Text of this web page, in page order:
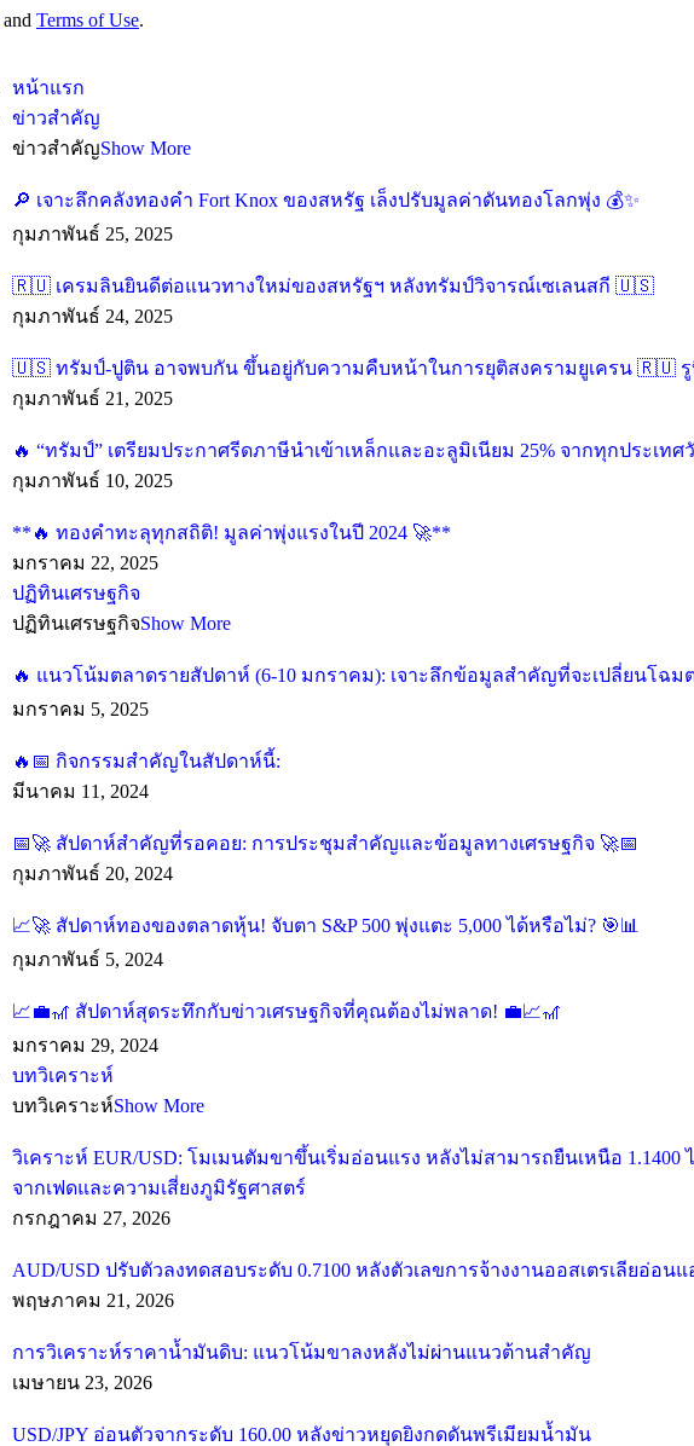
and Terms of Use.
หน้าแรก
ข่าวสำคัญ
ข่าวสำคัญShow More
🔎 เจาะลึกคลังทองคำ Fort Knox ของสหรัฐ เล็งปรับมูลค่าดันทองโลกพุ่ง 💰✨
กุมภาพันธ์ 25, 2025
🇷🇺 เครมลินยินดีต่อแนวทางใหม่ของสหรัฐฯ หลังทรัมป์วิจารณ์เซเลนสกี 🇺🇸
กุมภาพันธ์ 24, 2025
🇺🇸 ทรัมป์-ปูติน อาจพบกัน ขึ้นอยู่กับความคืบหน้าในการยุติสงครามยูเครน 🇷🇺 รู
กุมภาพันธ์ 21, 2025
🔥 “ทรัมป์” เตรียมประกาศรีดภาษีนำเข้าเหล็กและอะลูมิเนียม 25% จากทุกประเท
กุมภาพันธ์ 10, 2025
**🔥 ทองคำทะลุทุกสถิติ! มูลค่าพุ่งแรงในปี 2024 🚀**
มกราคม 22, 2025
ปฏิทินเศรษฐกิจ
ปฏิทินเศรษฐกิจShow More
🔥 แนวโน้มตลาดรายสัปดาห์ (6-10 มกราคม): เจาะลึกข้อมูลสำคัญที่จะเปลี่ยนโฉม
มกราคม 5, 2025
🔥📅 กิจกรรมสำคัญในสัปดาห์นี้:
มีนาคม 11, 2024
📅🚀 สัปดาห์สำคัญที่รอคอย: การประชุมสำคัญและข้อมูลทางเศรษฐกิจ 🚀📅
กุมภาพันธ์ 20, 2024
📈🚀 สัปดาห์ทองของตลาดหุ้น! จับตา S&P 500 พุ่งแตะ 5,000 ได้หรือไม่? 🎯📊
กุมภาพันธ์ 5, 2024
📈💼🎢 สัปดาห์สุดระทึกกับข่าวเศรษฐกิจที่คุณต้องไม่พลาด! 💼📈🎢
มกราคม 29, 2024
บทวิเคราะห์
บทวิเคราะห์Show More
วิเคราะห์ EUR/USD: โมเมนตัมขาขึ้นเริ่มอ่อนแรง หลังไม่สามารถยืนเหนือ 1.1400
จากเฟดและความเสี่ยงภูมิรัฐศาสตร์
กรกฎาคม 27, 2026
AUD/USD ปรับตัวลงทดสอบระดับ 0.7100 หลังตัวเลขการจ้างงานออสเตรเลียอ่อน
พฤษภาคม 21, 2026
การวิเคราะห์ราคาน้ำมันดิบ: แนวโน้มขาลงหลังไม่ผ่านแนวต้านสำคัญ
เมษายน 23, 2026
USD/JPY อ่อนตัวจากระดับ 160.00 หลังข่าวหยุดยิงกดดันพรีเมียมน้ำมัน